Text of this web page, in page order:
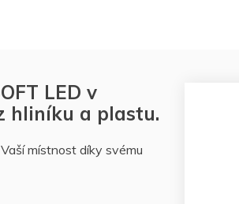
LED v
hliníku a plastu.
místnost díky svému